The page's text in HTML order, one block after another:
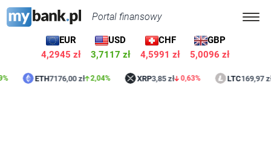
Portal finansowy
EUR
4,2947 zł
USD
3,7117 zł
CHF
4,5991 zł
GBP
5,0097 zł
ETH7176,00 zł 2,04% XRP3,85 zł 0,63% 169,97 zł